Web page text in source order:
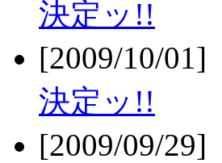
決定ッ!!
[2009/10/01]
決定ッ!!
[2009/09/29]